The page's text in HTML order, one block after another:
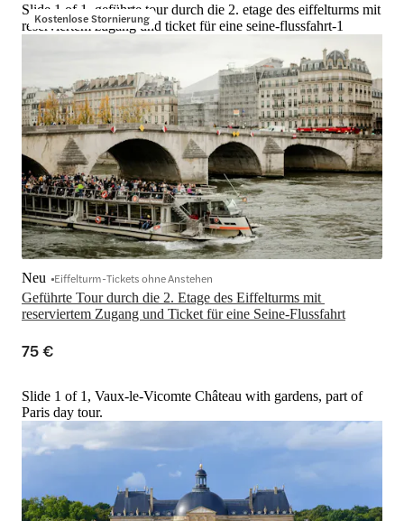
Kostenlose Stornierung
Slide 1 of 1, geführte tour durch die 2. etage des eiffelturms mit
reserviertem zugang und ticket für eine seine-flussfahrt-1
Geführte Tour durch die 2. Etage des Eiffelturms mit
reserviertem Zugang und Ticket für eine Seine-Flussfahrt
Neu Eiffelturm-Tickets ohne Anstehen
75 €
Slide 1 of 1, Vaux-le-Vicomte Château with gardens, part of
Paris day tour.